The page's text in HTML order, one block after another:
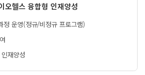
오헬스 융합형 인재양성
정 운영(정규/비정규 프로그램)
재양성